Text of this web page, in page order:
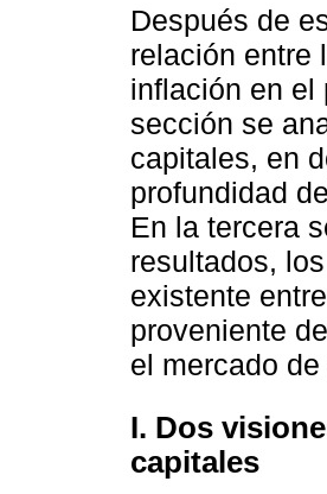
Después de
relación entre
inflación en el
sección se
capitales, en
profundidad
En la tercera
resultados,
existente
proveniente
el mercado
I. Dos
capitales